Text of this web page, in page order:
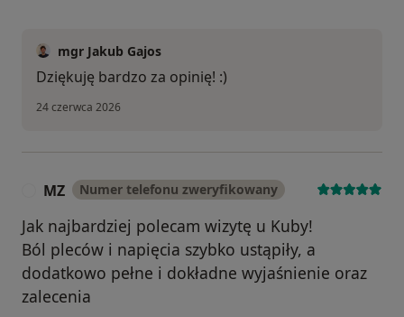
mgr Jakub Gajos
Dziękuję bardzo za opinię! :)
24 czerwca 2026
MZ Numer telefonu zweryfikowany
Jak najbardziej polecam wizytę u Kuby!
Ból pleców i napięcia szybko ustąpiły, a
dodatkowo pełne i dokładne wyjaśnienie oraz
zalecenia